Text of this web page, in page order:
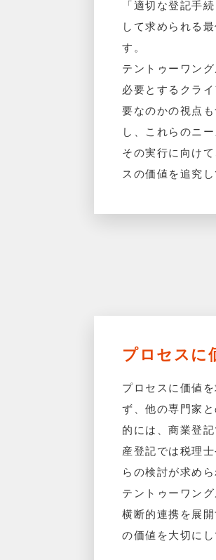
「適切な登記手
して求められる
す。
テントゥーワン
必要とするクラ
要なのかの視点
し、これらのニ
その実行に向け
スの価値を追究し
プロセスに
プロセスに価値
ず、他の専門家
的には、商業登
産登記では税理
らの検討が求めら
テントゥーワン
横断的連携を展
の価値を大切にし